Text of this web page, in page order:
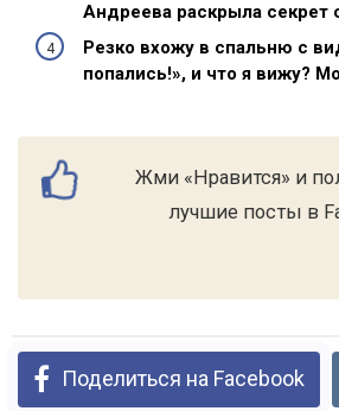
Андреева раскрыла секрет
Резко вхожу в спальню с
попались!», и что я вижу?
Жми «Нравится» и
лучшие посты в
Поделиться на Facebook